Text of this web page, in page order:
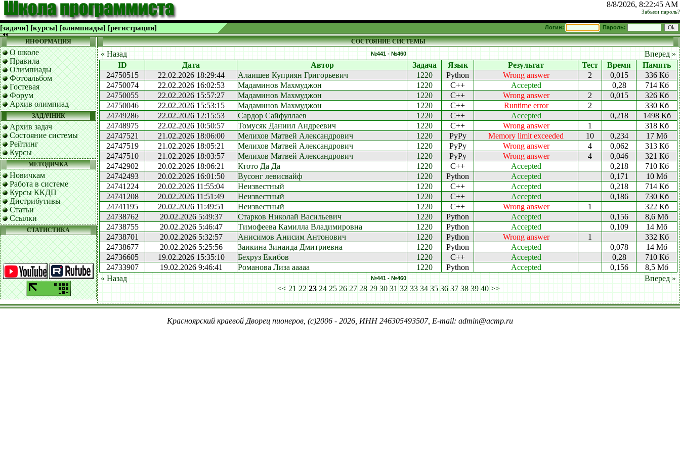
8/8/2026, 8:22:45 AM
Забыли пароль?
[задачи] [курсы] [олимпиады] [регистрация] Логин: Пароль:
ИНФОРМАЦИЯ
О школе
Правила
Олимпиады
Фотоальбом
Гостевая
Форум
Архив олимпиад
ЗАДАЧНИК
Архив задач
Состояние системы
Рейтинг
Курсы
МЕТОДИЧКА
Новичкам
Работа в системе
Курсы ККДП
Дистрибутивы
Статьи
Ссылки
СТАТИСТИКА
СОСТОЯНИЕ СИСТЕМЫ
« Назад №441 - №460
Вперед »
ID
Дата Автор Задача Язык Результат Тест Время
Память
24750515
22.02.2026 18:29:44 Алаишев Куприян Григорьевич 1220 Python Wrong answer 2 0,015
336 Кб
24750074
22.02.2026 16:02:53 Мадаминов Махмуджон 1220 C++ Accepted 0,28
714 Кб
24750055
22.02.2026 15:57:27 Мадаминов Махмуджон 1220 C++ Wrong answer 2 0,015
326 Кб
24750046
22.02.2026 15:53:15 Мадаминов Махмуджон 1220 C++ Runtime error 2
330 Кб
24749286
22.02.2026 12:15:53 Сардор Сайфуллаев 1220 C++ Accepted 0,218
1498 Кб
24748975
22.02.2026 10:50:57 Томусяк Даниил Андреевич 1220 C++ Wrong answer 1
318 Кб
24747521
21.02.2026 18:06:00 Мелихов Матвей Александрович 1220 PyPy Memory limit exceeded 10 0,234
17 Мб
24747519
21.02.2026 18:05:21 Мелихов Матвей Александрович 1220 PyPy Wrong answer 4 0,062
313 Кб
24747510
21.02.2026 18:03:57 Мелихов Матвей Александрович 1220 PyPy Wrong answer 4 0,046
321 Кб
24742902
20.02.2026 18:06:21 Ктото Да Да 1220 C++ Accepted 0,218
710 Кб
24742493
20.02.2026 16:01:50 Вусонг левисвайф 1220 Python Accepted 0,171
10 Мб
24741224
20.02.2026 11:55:04 Неизвестный 1220 C++ Accepted 0,218
714 Кб
24741208
20.02.2026 11:51:49 Неизвестный 1220 C++ Accepted 0,186
730 Кб
24741195
20.02.2026 11:49:51 Неизвестный 1220 C++ Wrong answer 1
322 Кб
24738762
20.02.2026 5:49:37 Старков Николай Васильевич 1220 Python Accepted 0,156
8,6 Мб
24738755
20.02.2026 5:46:47 Тимофеева Камилла Владимировна 1220 Python Accepted 0,109
14 Мб
24738701
20.02.2026 5:32:57 Анисимов Анисим Антонович 1220 Python Wrong answer 1
332 Кб
24738677
20.02.2026 5:25:56 Заикина Зинаида Дмитриевна 1220 Python Accepted 0,078
14 Мб
24736605
19.02.2026 15:35:10 Бехруз Екибов 1220 C++ Accepted 0,28
710 Кб
24733907
19.02.2026 9:46:41 Романова Лиза ааааа 1220 Python Accepted 0,156
8,5 Мб
« Назад
№441 - №460
Вперед »
<< 21 22 23 24 25 26 27 28 29 30 31 32 33 34 35 36 37 38 39 40 >>
Красноярский краевой Дворец пионеров, (c)2006 - 2026, ИНН 246305493507, E-mail: admin@acmp.ru